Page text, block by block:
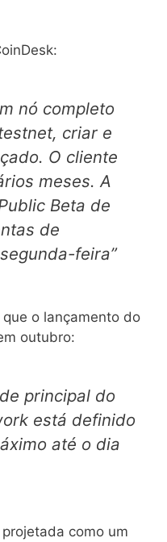
nó completo
criar e
O cliente
meses. A
Beta de
de
feira”
o lançamento do
outubro:
principal do
está definido
até o dia
como um